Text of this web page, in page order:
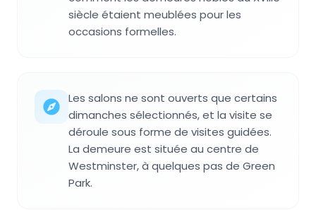
siècle étaient meublées pour les
occasions formelles.
Les salons ne sont ouverts que certains
dimanches sélectionnés, et la visite se
déroule sous forme de visites guidées.
La demeure est située au centre de
Westminster, à quelques pas de Green
Park.